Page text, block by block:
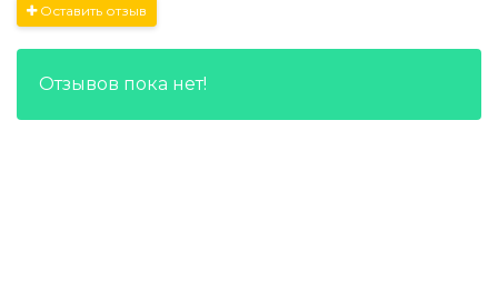
Оставить отзыв
Отзывов пока нет!